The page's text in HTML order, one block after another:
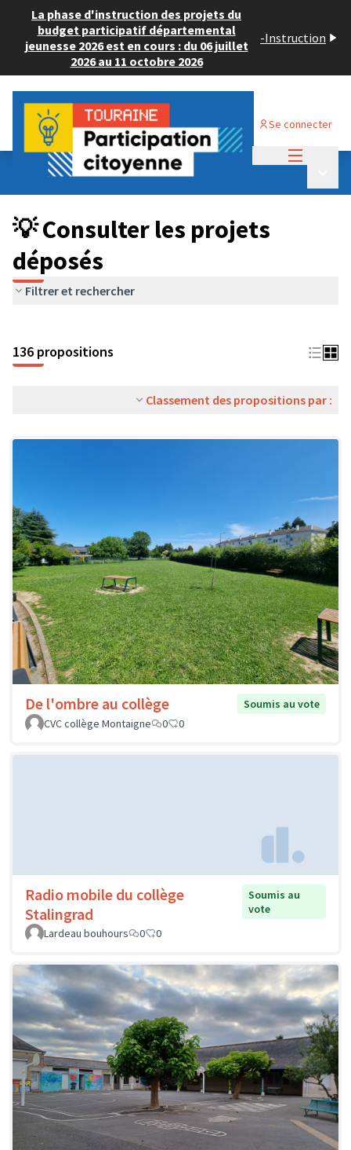
La phase d'instruction des projets du
budget participatif départemental
jeunesse 2026 est en cours : du 06 juillet
2026 au 11 octobre 2026
-Instruction
Se connecter
Budget Participatif JEUNESSE 2024
💡 Consulter les projets déposés
💡 Consulter les projets
déposés
Filtrer et rechercher
136 propositions
Classement des propositions par :
De l'ombre au collège
Soumis au vote
CVC collège Montaigne
0 0
Radio mobile du collège
Stalingrad
Soumis au
vote
Lardeau bouhours
0 0